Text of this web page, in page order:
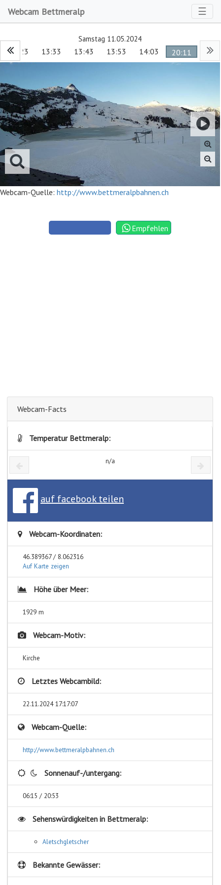
Webcam Bettmeralp ☰
Samstag 11.05.2024
13:23 13:33 13:43 13:53 14:03 20:11
Webcam-Quelle: http://www.bettmeralpbahnen.ch
Empfehlen
Webcam-Facts
Temperatur Bettmeralp:
n/a
auf facebook teilen
Webcam-Koordinaten:
46.389367 / 8.062316
Auf Karte zeigen
Höhe über Meer:
1929 m
Webcam-Motiv:
Kirche
Letztes Webcambild:
22.11.2024 17:17:07
Webcam-Quelle:
http://www.bettmeralpbahnen.ch
Sonnenauf-/untergang:
06:15 / 20:53
Sehenswürdigkeiten in Bettmeralp:
Aletschgletscher
Bekannte Gewässer: